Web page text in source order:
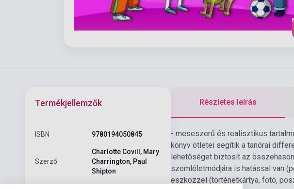
Termékjellemzők
ISBN 9780194050845
Szerző
Charlotte Covill, Mary
Charrington, Paul
Shipton
Részletes leírás
- meseszerű és realisztikus
könyv ötletei segítik a tanórai
lehetőséget biztosít az
szemléletmódjára is hatással van
eszközzel (történetkártya, fotó,